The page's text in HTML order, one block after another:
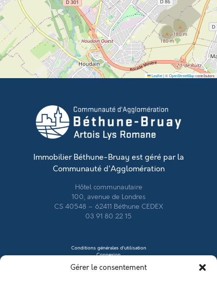
Gérer le consentement
Leaflet|©OpenStreetMapcontributors
Immobilier Béthune-Bruay est géré par la
Communauté d'Agglomération
Hôtel communautaire
100, avenue de Londres
CS 40548 – 62411 Béthune CEDEX
03 91 80 22 15
Conditions générales d’utilisation
Connexion
Créer mon profil